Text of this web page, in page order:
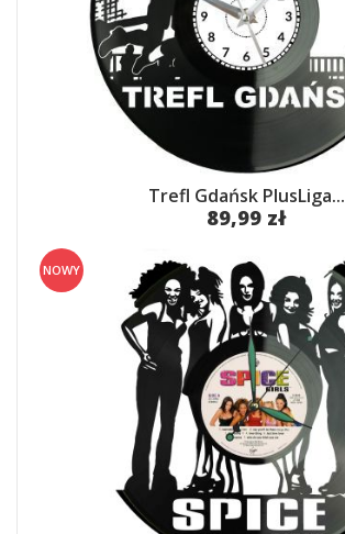
Trefl Gdańsk PlusLiga...
89,99 zł
NOWY